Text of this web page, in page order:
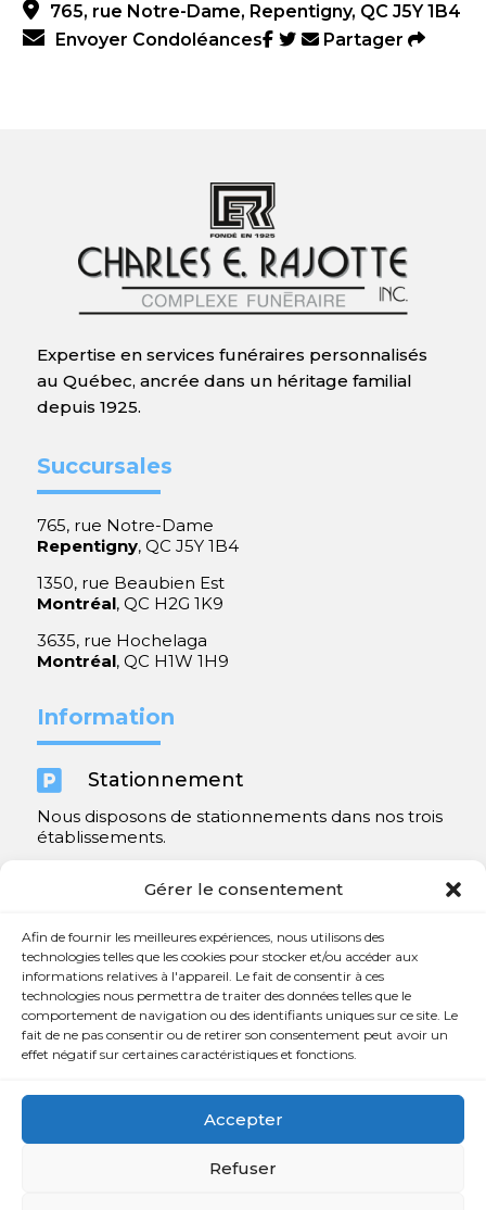
Gérer le consentement
Afin de fournir les meilleures expériences, nous utilisons des
technologies telles que les cookies pour stocker et/ou accéder aux
informations relatives à l'appareil. Le fait de consentir à ces
technologies nous permettra de traiter des données telles que le
comportement de navigation ou des identifiants uniques sur ce site. Le
fait de ne pas consentir ou de retirer son consentement peut avoir un
effet négatif sur certaines caractéristiques et fonctions.
Accepter
Refuser
765, rue Notre-Dame, Repentigny, QC J5Y 1B4
Envoyer Condoléances
Partager
Expertise en services funéraires personnalisés
au Québec, ancrée dans un héritage familial
depuis 1925.
Succursales
765, rue Notre-Dame
Repentigny, QC J5Y 1B4
1350, rue Beaubien Est
Montréal, QC H2G 1K9
3635, rue Hochelaga
Montréal, QC H1W 1H9
Information
 Stationnement
Nous disposons de stationnements dans nos trois
établissements.
Contact
 450 654-3342
 info@charlesrajotte.com
765, rue Notre-Dame